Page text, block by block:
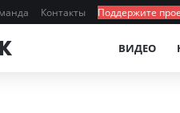
Контакты Поддержите
ВИДЕО